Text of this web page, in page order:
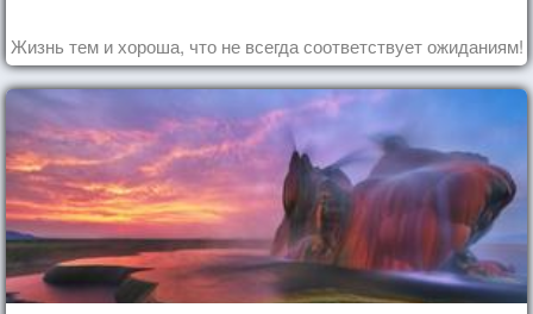
Жизнь тем и хороша, что не всегда соответствует ожиданиям!